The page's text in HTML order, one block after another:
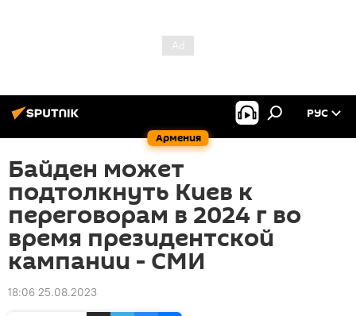
Армения
РУС
Байден может
подтолкнуть Киев к
переговорам в 2024 г во
время президентской
кампании - СМИ
18:06 25.08.2023